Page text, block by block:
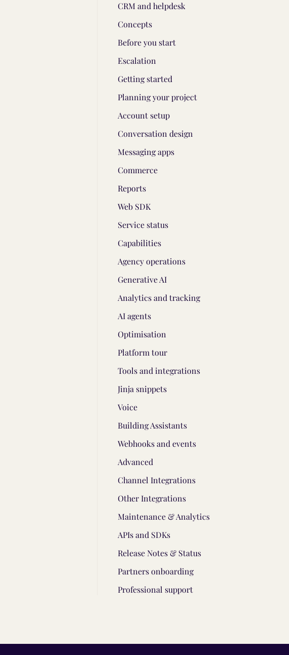
CRM and helpdesk
Concepts
Before you start
Escalation
Getting started
Planning your project
Account setup
Conversation design
Messaging apps
Commerce
Reports
Web SDK
Service status
Capabilities
Agency operations
Generative AI
Analytics and tracking
AI agents
Optimisation
Platform tour
Tools and integrations
Jinja snippets
Voice
Building Assistants
Webhooks and events
Advanced
Channel Integrations
Other Integrations
Maintenance & Analytics
APIs and SDKs
Release Notes & Status
Partners onboarding
Professional support